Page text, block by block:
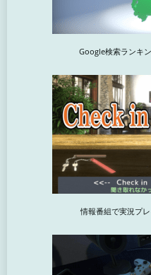
Google検索ランキ
情報番組で実況プ